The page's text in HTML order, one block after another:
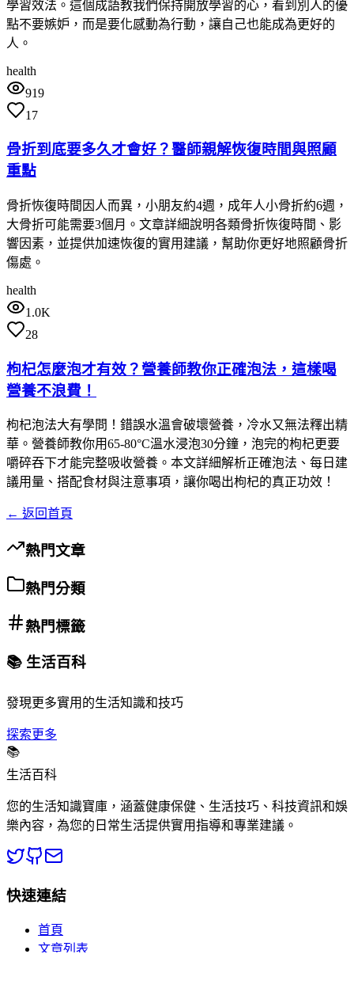
學習效法。這個成語教我們保持開放學習的心，看到別人的優
點不要嫉妒，而是要化感動為行動，讓自己也能成為更好的
人。
health
919
17
骨折到底要多久才會好？醫師親解恢復時間與照顧
重點
骨折恢復時間因人而異，小朋友約4週，成年人小骨折約6週，
大骨折可能需要3個月。文章詳細說明各類骨折恢復時間、影
響因素，並提供加速恢復的實用建議，幫助你更好地照顧骨折
傷處。
health
1.0K
28
枸杞怎麼泡才有效？營養師教你正確泡法，這樣喝
營養不浪費！
枸杞泡法大有學問！錯誤水溫會破壞營養，冷水又無法釋出精
華。營養師教你用65-80°C溫水浸泡30分鐘，泡完的枸杞更要
嚼碎吞下才能完整吸收營養。本文詳細解析正確泡法、每日建
議用量、搭配食材與注意事項，讓你喝出枸杞的真正功效！
← 返回首頁
熱門文章
熱門分類
熱門標籤
📚 生活百科
發現更多實用的生活知識和技巧
探索更多
📚
生活百科
您的生活知識寶庫，涵蓋健康保健、生活技巧、科技資訊和娛
樂內容，為您的日常生活提供實用指導和專業建議。
快速連結
首頁
文章列表